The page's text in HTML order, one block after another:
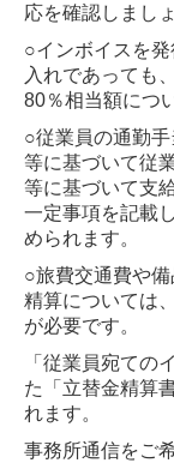
応を確認しましょ
○インボイスを
入れであっても
80％相当額につ
○従業員の通勤
等に基づいて従
等に基づいて支
一定事項を記載
められます。
○旅費交通費や
精算については
が必要です。
「従業員宛ての
た「立替金精算
れます。
事務所通信をご